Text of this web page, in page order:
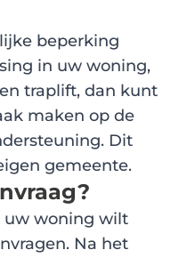
beperking
in uw woning,
traplift, dan kunt
maken op de
Dit
gemeente.
uw woning wilt
Na het